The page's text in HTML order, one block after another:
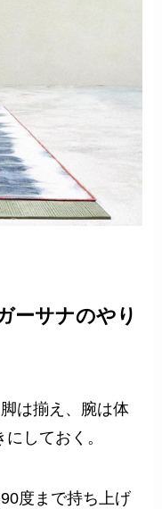
ーサナのやり
は揃え、腕は体
しておく。
度まで持ち上げ